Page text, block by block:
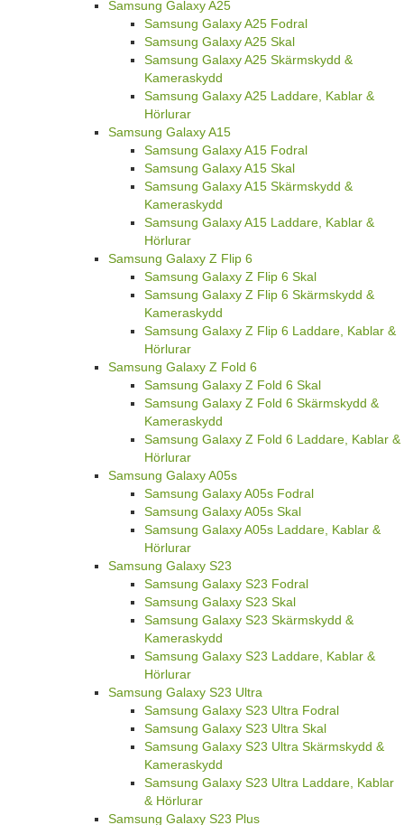
Samsung Galaxy A25
Samsung Galaxy A25 Fodral
Samsung Galaxy A25 Skal
Samsung Galaxy A25 Skärmskydd &
Kameraskydd
Samsung Galaxy A25 Laddare, Kablar &
Hörlurar
Samsung Galaxy A15
Samsung Galaxy A15 Fodral
Samsung Galaxy A15 Skal
Samsung Galaxy A15 Skärmskydd &
Kameraskydd
Samsung Galaxy A15 Laddare, Kablar &
Hörlurar
Samsung Galaxy Z Flip 6
Samsung Galaxy Z Flip 6 Skal
Samsung Galaxy Z Flip 6 Skärmskydd &
Kameraskydd
Samsung Galaxy Z Flip 6 Laddare, Kablar &
Hörlurar
Samsung Galaxy Z Fold 6
Samsung Galaxy Z Fold 6 Skal
Samsung Galaxy Z Fold 6 Skärmskydd &
Kameraskydd
Samsung Galaxy Z Fold 6 Laddare, Kablar &
Hörlurar
Samsung Galaxy A05s
Samsung Galaxy A05s Fodral
Samsung Galaxy A05s Skal
Samsung Galaxy A05s Laddare, Kablar &
Hörlurar
Samsung Galaxy S23
Samsung Galaxy S23 Fodral
Samsung Galaxy S23 Skal
Samsung Galaxy S23 Skärmskydd &
Kameraskydd
Samsung Galaxy S23 Laddare, Kablar &
Hörlurar
Samsung Galaxy S23 Ultra
Samsung Galaxy S23 Ultra Fodral
Samsung Galaxy S23 Ultra Skal
Samsung Galaxy S23 Ultra Skärmskydd &
Kameraskydd
Samsung Galaxy S23 Ultra Laddare, Kablar
& Hörlurar
Samsung Galaxy S23 Plus